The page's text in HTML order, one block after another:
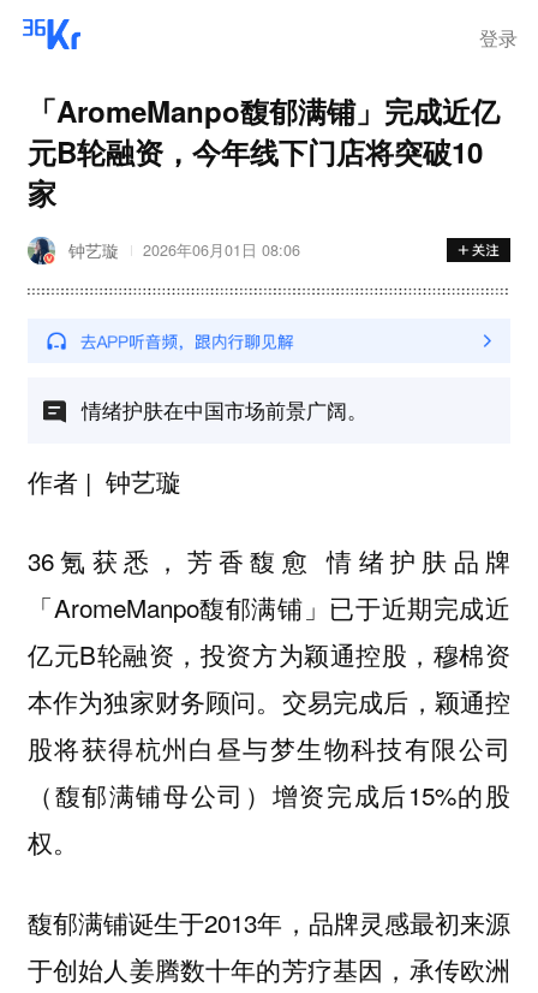
登录
「AromeManpo馥郁满铺」完成近亿
元B轮融资，今年线下门店将突破10
家
钟艺璇 2026年06月01日 08:06
情绪护肤在中国市场前景广阔。
作者 | 钟艺璇
36氪获悉，芳香馥愈 情绪护肤品牌
「AromeManpo馥郁满铺」已于近期完成近
亿元B轮融资，投资方为颖通控股，穆棉资
本作为独家财务顾问。交易完成后，颖通控
股将获得杭州白昼与梦生物科技有限公司
（馥郁满铺母公司）增资完成后15%的股
权。
馥郁满铺诞生于2013年，品牌灵感最初来源
于创始人姜腾数十年的芳疗基因，承传欧洲